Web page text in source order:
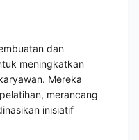
dan
meningkatkan
Mereka
merancang
inisiatif